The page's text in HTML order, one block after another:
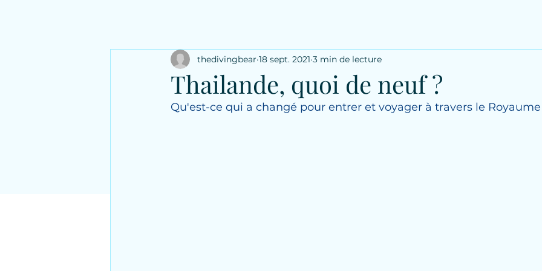
Thailande, quoi de neuf ?
thedivingbear 18 sept. 2021 3 min de lecture
Qu'est-ce qui a changé pour entrer et voyager à travers le